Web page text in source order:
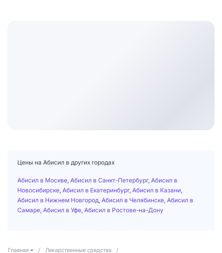
Цены на Абисил в других городах
Абисил в Москве Абисил в Санкт-Петербург, Абисил в
Новосибирске Абисил в Екатеринбург, Абисил в Казани
Абисил в Нижнем Новгород Абисил в Челябинске Абисил в
Самаре Абисил в Уфе Абисил в Ростове-на-Дону
Главная / Лекарственные средства
/